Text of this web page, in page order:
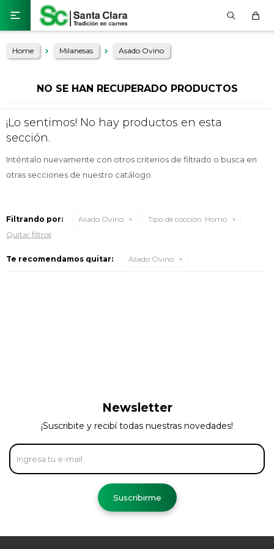

Home Milanesas Asado Ovino
NO SE HAN RECUPERADO PRODUCTOS
¡Lo sentimos! No hay productos en esta
sección.
Inténtalo nuevamente con otros criterios de filtrado o busca en
otras secciones de nuestro catálogo.
Filtrando por: Asado Ovino Tipo de cocción: Horno
Quitar filtros
Te recomendamos quitar: Asado Ovino
Newsletter
¡Suscribite y recibí todas nuestras novedades!
Suscribirme